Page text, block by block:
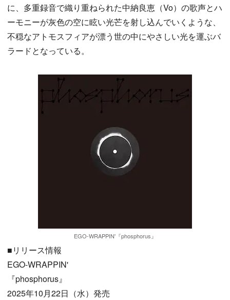
に、多重録音で織り重ねられた中納良恵（Vo）の歌声とハ
ーモニーが灰色の空に眩い光芒を射し込んでいくような、
不穏なアトモスフィアが漂う世の中にやさしい光を運ぶバ
ラードとなっている。
EGO-WRAPPIN'『phosphorus』
■リリース情報
EGO-WRAPPIN'
『phosphorus』
2025年10月22日（水）発売